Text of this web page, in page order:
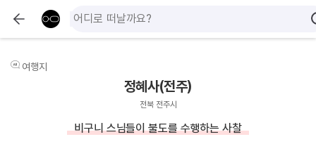
여행지
정혜사(전주)
전북 전주시
비구니 스님들이 불도를 수행하는 사찰